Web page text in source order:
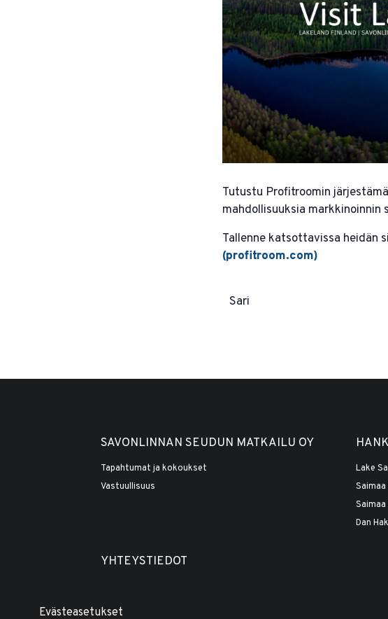
Tutustu Profitroomin
mahdollisuuksia
Tallenne katsottavissa heidän
(profitroom.com)
Sari
SAVONLINNAN SEUDUN MATKAILU OY
Tapahtumat ja kokoukset
Vastuullisuus
Lake
Dan
YHTEYSTIEDOT
Evästeasetukset